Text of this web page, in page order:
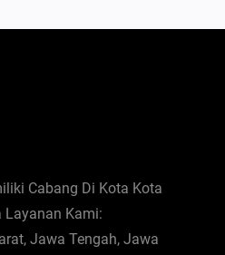
Cabang Di Kota Kota
Layanan Kami:
Jawa Tengah, Jawa